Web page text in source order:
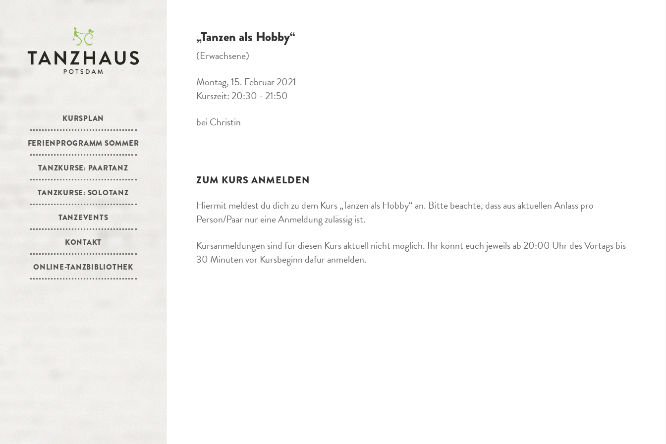
KURSPLAN
FERIENPROGRAMM SOMMER
TANZKURSE: PAARTANZ
TANZKURSE: SOLOTANZ
TANZEVENTS
KONTAKT
ONLINE-TANZBIBLIOTHEK
„Tanzen als Hobby“
(Erwachsene)
Montag, 15. Februar 2021
Kurszeit: 20:30 - 21:50
bei Christin
ZUM KURS ANMELDEN
Hiermit meldest du dich zu dem Kurs „Tanzen als Hobby“ an. Bitte beachte, dass aus aktuellen Anlass pro
Person/Paar nur eine Anmeldung zulässig ist.
Kursanmeldungen sind für diesen Kurs aktuell nicht möglich. Ihr könnt euch jeweils ab 20:00 Uhr des Vortags bis
30 Minuten vor Kursbeginn dafür anmelden.